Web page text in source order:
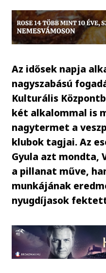
Az idősek napja
nagyszabású
Kulturális
két alkalommal is
nagytermet a
klubok tagjai. Az
Gyula azt mondta,
a pillanat műve,
munkájának
nyugdíjasok